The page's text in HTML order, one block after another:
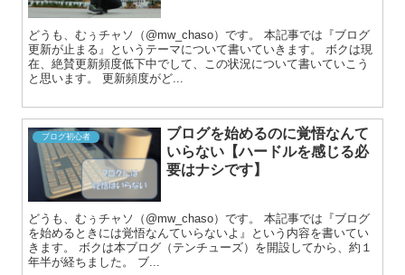
どうも、むぅチャソ（@mw_chaso）です。 本記事では『ブログ
更新が止まる』というテーマについて書いていきます。 ボクは現
在、絶賛更新頻度低下中でして、この状況について書いていこう
と思います。 更新頻度がど...
ブログ初心者
ブログを始めるのに覚悟なんて
いらない【ハードルを感じる必
要はナシです】
どうも、むぅチャソ（@mw_chaso）です。 本記事では『ブログ
を始めるときには覚悟なんていらないよ』という内容を書いてい
きます。 ボクは本ブログ（テンチューズ）を開設してから、約１
年半が経ちました。 ブ...